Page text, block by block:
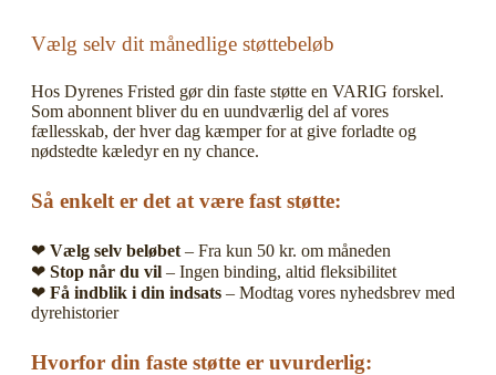
Vælg selv dit månedlige støttebeløb
Hos Dyrenes Fristed gør din faste støtte en VARIG forskel.
Som abonnent bliver du en uundværlig del af vores
fællesskab, der hver dag kæmper for at give forladte og
nødstedte kæledyr en ny chance.
Så enkelt er det at være fast støtte:
❤ Vælg selv beløbet – Fra kun 50 kr. om måneden
❤ Stop når du vil – Ingen binding, altid fleksibilitet
❤ Få indblik i din indsats – Modtag vores nyhedsbrev med
dyrehistorier
Hvorfor din faste støtte er uvurderlig: